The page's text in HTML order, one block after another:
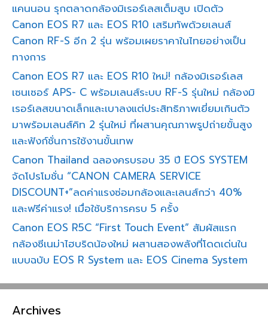
แคนนอน รุกตลาดกล้องมิเรอร์เลสเต็มสูบ เปิดตัว
Canon EOS R7 และ EOS R10 เสริมทัพด้วยเลนส์
Canon RF-S อีก 2 รุ่น พร้อมเผยราคาในไทยอย่างเป็น
ทางการ
Canon EOS R7 และ EOS R10 ใหม่! กล้องมิเรอร์เลส
เซนเซอร์ APS- C พร้อมเลนส์ระบบ RF-S รุ่นใหม่ กล้องมิ
เรอร์เลสขนาดเล็กและเบาลงแต่ประสิทธิภาพเยี่ยมเกินตัว
มาพร้อมเลนส์คิท 2 รุ่นใหม่ ที่ผสานคุณภาพรูปถ่ายขั้นสูง
และฟังก์ชั่นการใช้งานขั้นเทพ
Canon Thailand ฉลองครบรอบ 35 ปี EOS SYSTEM
จัดโปรโมชั่น “CANON CAMERA SERVICE
DISCOUNT+”ลดค่าแรงซ่อมกล้องและเลนส์กว่า 40%
และฟรีค่าแรง! เมื่อใช้บริการครบ 5 ครั้ง
Canon EOS R5C “First Touch Event” สัมผัสแรก
กล้องซีเนม่าไฮบริดน้องใหม่ ผสานสองพลังที่โดดเด่นใน
แบบฉบับ EOS R System และ EOS Cinema System
Archives